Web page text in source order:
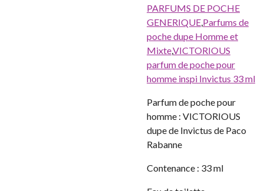
PARFUMS DE POCHE
GENERIQUE,Parfums de
poche dupe Homme et
Mixte,VICTORIOUS
parfum de poche pour
homme inspi Invictus 33 ml
Parfum de poche pour
homme : VICTORIOUS
dupe de Invictus de Paco
Rabanne
Contenance : 33 ml